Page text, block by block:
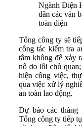
Ngành Điện
dân các văn
toàn điện
Tổng công ty sẽ
công tác kiểm tra
tâm không để xảy
nổ do lỗi chủ
hiện công việc,
qua việc xử lý
an toàn lao động.
Dự báo các tháng
Tổng công ty tiếp